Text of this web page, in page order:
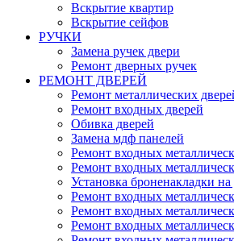
Вскрытие квартир
Вскрытие сейфов
РУЧКИ
Замена ручек двери
Ремонт дверных ручек
РЕМОНТ ДВЕРЕЙ
Ремонт металлических
Ремонт входных дверей
Обивка дверей
Замена мдф панелей
Ремонт входных
Ремонт входных
Установка броненакладки на
Ремонт входных
Ремонт входных
Ремонт входных